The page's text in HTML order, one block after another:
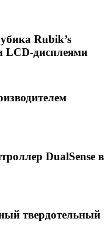
Rubik’s
LCD-дисплеями
DualSense в
твердотельный